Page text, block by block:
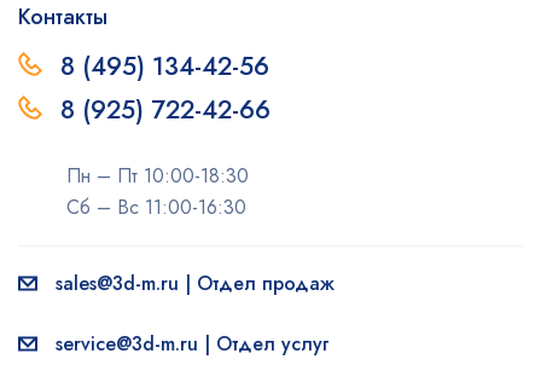
Контакты
8 (495) 134-42-56
8 (925) 722-42-66
Пн – Пт 10:00-18:30
Сб – Вс 11:00-16:30
sales@3d-m.ru | Отдел продаж
service@3d-m.ru | Отдел услуг